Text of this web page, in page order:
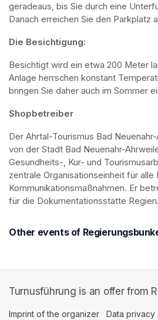
geradeaus, bis Sie durch eine
Danach erreichen Sie den Parkplatz
Die Besichtigung:
Besichtigt wird ein etwa 200 Meter
Anlage herrschen konstant
bringen Sie daher auch im Sommer
Shopbetreiber
Der Ahrtal-Tourismus Bad
von der Stadt Bad Neuenahr-
Gesundheits-, Kur- und
zentrale Organisationseinheit für alle
Kommunikationsmaßnahmen. Er
für die Dokumentationsstätte
Other events of
Turnusführung is an offer from
Imprint of the organizer (opens in a
Data